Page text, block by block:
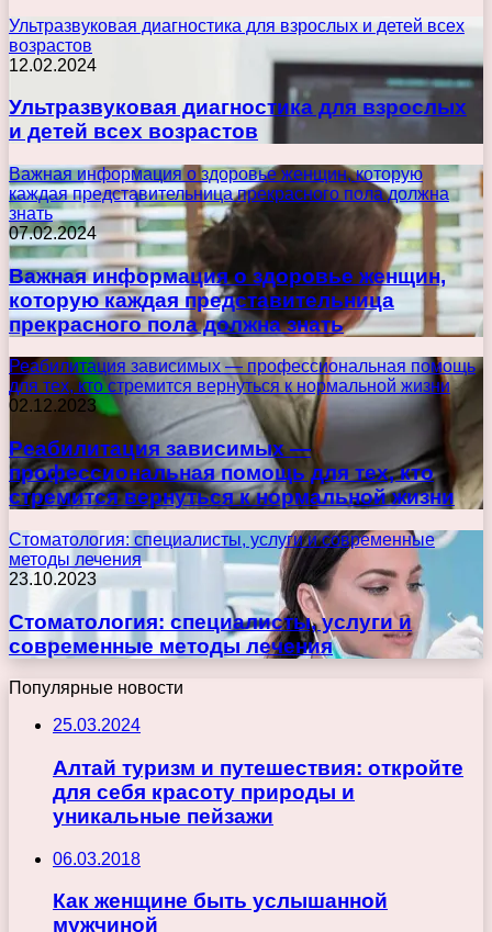
Ультразвуковая диагностика для взрослых и детей всех
возрастов
12.02.2024
Ультразвуковая диагностика для взрослых
и детей всех возрастов
Важная информация о здоровье женщин, которую
каждая представительница прекрасного пола должна
знать
07.02.2024
Важная информация о здоровье женщин,
которую каждая представительница
прекрасного пола должна знать
Реабилитация зависимых — профессиональная помощь
для тех, кто стремится вернуться к нормальной жизни
02.12.2023
Реабилитация зависимых —
профессиональная помощь для тех, кто
стремится вернуться к нормальной жизни
Стоматология: специалисты, услуги и современные
методы лечения
23.10.2023
Стоматология: специалисты, услуги и
современные методы лечения
Популярные новости
25.03.2024
Алтай туризм и путешествия: откройте
для себя красоту природы и
уникальные пейзажи
06.03.2018
Как женщине быть услышанной
мужчиной